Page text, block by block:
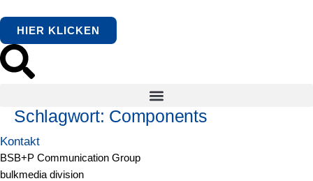
springen
HIER KLICKEN
Schlagwort: Components
Kontakt
BSB+P Communication Group
bulkmedia division